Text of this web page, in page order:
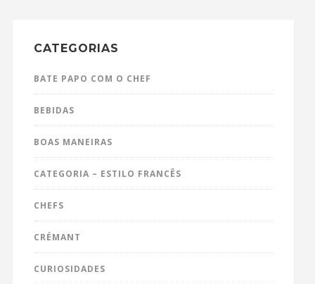
CATEGORIAS
BATE PAPO COM O CHEF
BEBIDAS
BOAS MANEIRAS
CATEGORIA – ESTILO FRANCÊS
CHEFS
CRÉMANT
CURIOSIDADES